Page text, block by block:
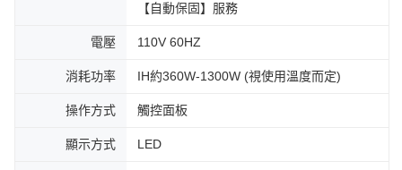
【自動保固】服務
電壓 110V 60HZ
消耗功率 IH約360W-1300W (視使用溫度而定)
操作方式 觸控面板
顯示方式 LED